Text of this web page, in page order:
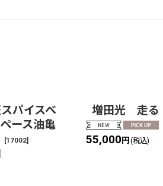
パイスベ
ース油亀
[17002]
増田光 走る
55,000円 (税込)